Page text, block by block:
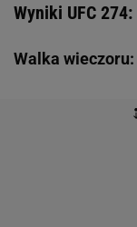
Wyniki UFC 274:
Walka wieczoru: